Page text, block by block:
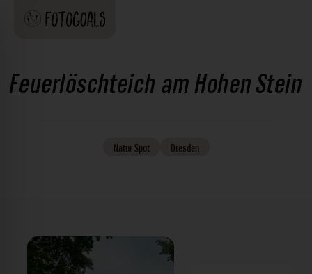
Feuerlöschteich am Hohen Stein
NaturSpot Dresden